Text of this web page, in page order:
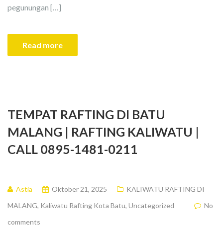
pegunungan […]
Read more
TEMPAT RAFTING DI BATU
MALANG | RAFTING KALIWATU |
CALL 0895-1481-0211
Astia Oktober 21, 2025
KALIWATU RAFTING DI
MALANG, Kaliwatu Rafting Kota Batu, Uncategorized
No
comments